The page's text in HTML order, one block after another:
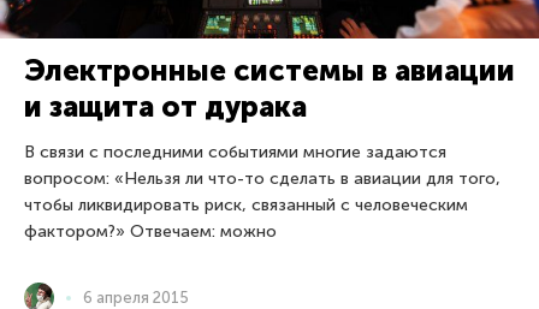
Электронные системы в авиации
и защита от дурака
В связи с последними событиями многие задаются
вопросом: «Нельзя ли что-то сделать в авиации для того,
чтобы ликвидировать риск, связанный с человеческим
фактором?» Отвечаем: можно
6 апреля 2015